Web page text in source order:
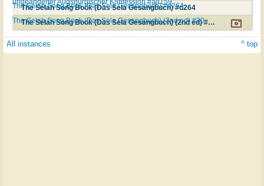
ungeanderter Augsburgischer Konfession #ad159
The Selah Song Book (Das Sela Gesangbuch) #d264
The Selah Song Book (Das Sela Gesangbuch) #d264
The Selah Song Book (Das Sela Gesangbuch) (2nd ed) #30
The Selah Song Book (Das Sela Gesangbuch) (2nd ed) #30
All instances ^ top